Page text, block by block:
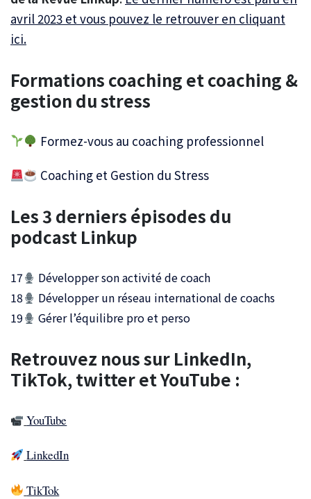
avril 2023 et vous pouvez le retrouver en cliquant
ici.
Formations coaching et coaching &
gestion du stress
Formez-vous au coaching professionnel
Coaching et Gestion du Stress
Les 3 derniers épisodes du
podcast Linkup
17
Développer son activité de coach
18
Développer un réseau international de coachs
19
Gérer l’équilibre pro et perso
Retrouvez nous sur LinkedIn,
TikTok, twitter et YouTube :
YouTube
LinkedIn
TikTok